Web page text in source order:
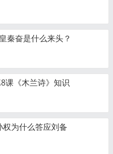
秦奋是什么来头？
课《木兰诗》知识
为什么答应刘备